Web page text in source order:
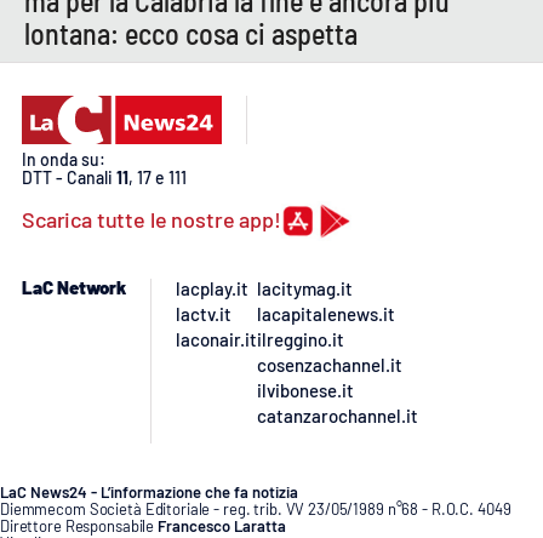
lontana: ecco cosa ci aspetta
In onda su:
DTT - Canali 11, 17 e 111
Scarica tutte le nostre app!
LaC Network
lacplay.it
lactv.it
laconair.it
lacitymag.it
lacapitalenews.it
ilreggino.it
cosenzachannel.it
ilvibonese.it
catanzarochannel.it
LaC News24 - L’informazione che fa notizia
Diemmecom Società Editoriale - reg. trib. VV 23/05/1989 n°68 - R.O.C. 4049
Direttore Responsabile Francesco Laratta